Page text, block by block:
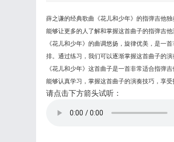
薛之谦的经典歌曲《花儿和少年》的指弹吉他
能够让更多的人了解和掌握这首曲子的指弹吉他
《花儿和少年》的曲调悠扬，旋律优美，是一
排。通过练习，我们可以逐渐掌握这首曲子的演
《花儿和少年》这首曲子是一首非常适合指弹
能够认真学习，掌握这首曲子的演奏技巧，享受
请点击下方箭头试听：